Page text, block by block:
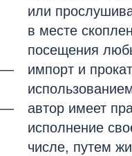
или
в месте
посещения
импорт и
автор имеет
исполнение
числе, путем